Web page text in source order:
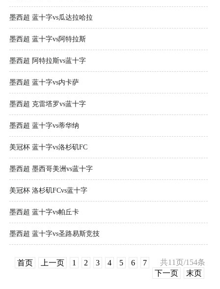
墨西超 蓝十字vs瓜达拉哈拉
墨西超 蓝十字vs阿特拉斯
墨西超 阿特拉斯vs蓝十字
墨西超 蓝十字vs内卡萨
墨西超 克雷塔罗vs蓝十字
墨西超 蓝十字vs蒂华纳
美冠杯 蓝十字vs洛杉矶FC
墨西超 墨西哥美洲vs蓝十字
美冠杯 洛杉矶FCvs蓝十字
墨西超 蓝十字vs帕丘卡
墨西超 蓝十字vs圣路易斯竞技
共11页/154条
首页 上一页 1 2 3 4 5 6
7
下一页
末页